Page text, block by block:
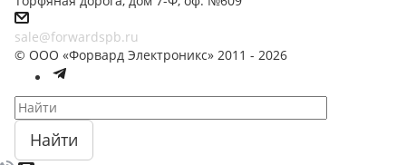
sale@forwardspb.ru
© ООО «Форвард Электроникс» 2011 - 2026
Найти